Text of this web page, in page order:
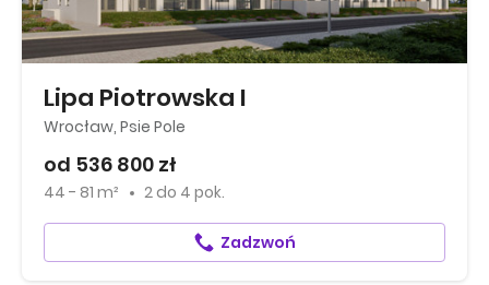
Lipa Piotrowska I
Wrocław, Psie Pole
od 536 800 zł
44 - 81 m² 2 do 4 pok.
Zadzwoń